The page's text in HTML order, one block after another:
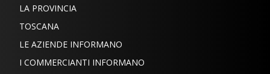
LA PROVINCIA
TOSCANA
LE AZIENDE INFORMANO
I COMMERCIANTI INFORMANO